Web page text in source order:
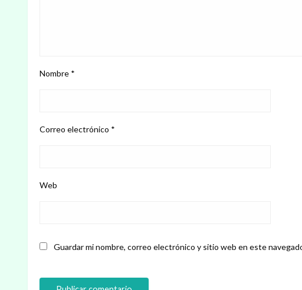
Nombre *
Correo electrónico *
Web
Guardar mi nombre, correo electrónico y sitio web en este